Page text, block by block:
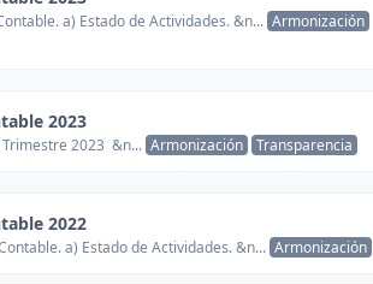
a) Estado de Actividades. &n... Armonización
2023
2023 &n... Armonización Transparencia
2022
a) Estado de Actividades. &n... Armonización